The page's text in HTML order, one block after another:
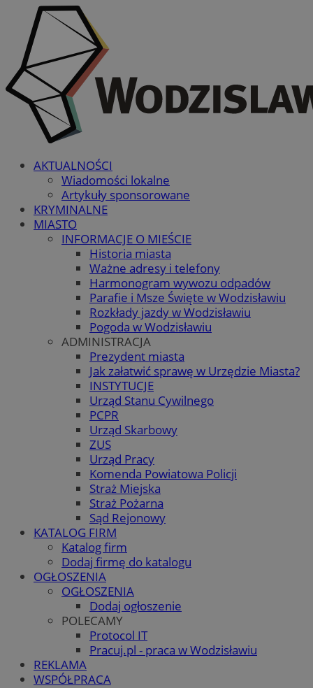
AKTUALNOŚCI
Wiadomości lokalne
Artykuły sponsorowane
KRYMINALNE
MIASTO
INFORMACJE O MIEŚCIE
Historia miasta
Ważne adresy i telefony
Harmonogram wywozu odpadów
Parafie i Msze Święte w Wodzisławiu
Rozkłady jazdy w Wodzisławiu
Pogoda w Wodzisławiu
ADMINISTRACJA
Prezydent miasta
Jak załatwić sprawę w Urzędzie Miasta?
INSTYTUCJE
Urząd Stanu Cywilnego
PCPR
Urząd Skarbowy
ZUS
Urząd Pracy
Komenda Powiatowa Policji
Straż Miejska
Straż Pożarna
Sąd Rejonowy
KATALOG FIRM
Katalog firm
Dodaj firmę do katalogu
OGŁOSZENIA
OGŁOSZENIA
Dodaj ogłoszenie
POLECAMY
Protocol IT
Pracuj.pl - praca w Wodzisławiu
REKLAMA
WSPÓŁPRACA